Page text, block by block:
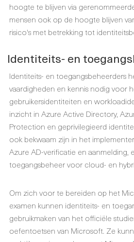
hoogte te blijven via
mensen ook op de hoogte blijven
risico's met betrekking tot
Identiteits- en
Identiteits- en toegangsbeheerders
vaardigheden en kennis nodig voor
gebruikersidentiteiten en
inzicht in Azure Active Directory,
Protection en geprivilegieerd
ook bekwaam zijn in het
Azure AD-verificatie en aanmelding,
toegangsbeheer voor cloud- en
Om zich voor te bereiden op het
examen kunnen identiteits- en
gebruikmaken van het officiële
oefentoetsen van Microsoft. Ze